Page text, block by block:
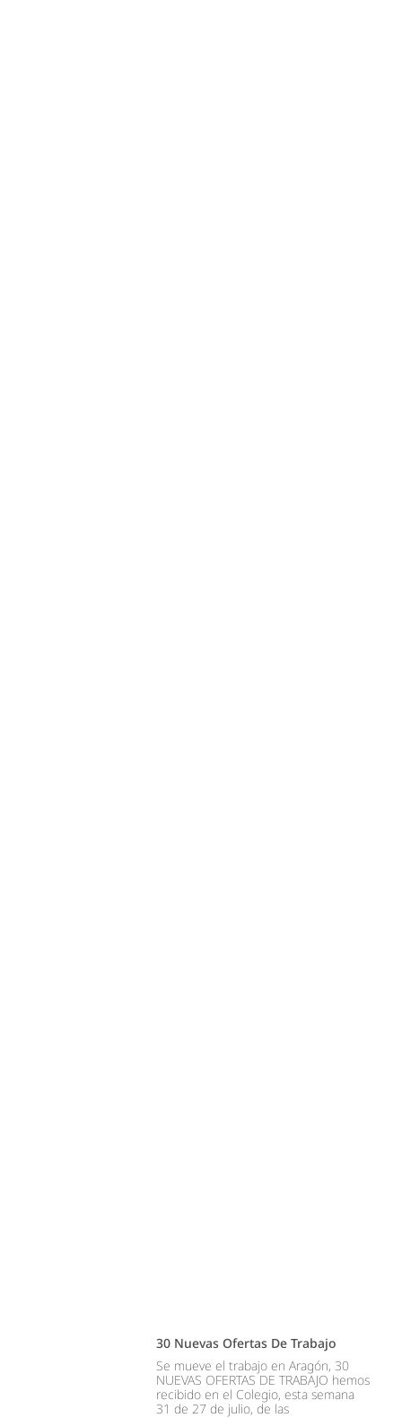
30 Nuevas Ofertas De Trabajo
Se mueve el trabajo en Aragón, 30
NUEVAS OFERTAS DE TRABAJO hemos
recibido en el Colegio, esta semana
31 de 27 de julio, de las